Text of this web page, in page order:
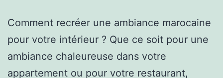
Comment recréer une ambiance marocaine
pour votre intérieur ? Que ce soit pour une
ambiance chaleureuse dans votre
appartement ou pour votre restaurant,